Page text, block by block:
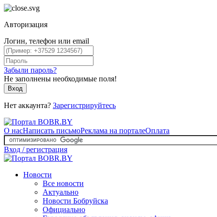
Авторизация
Логин, телефон или email
Забыли пароль?
Не заполнены необходимые поля!
Вход
Нет аккаунта? Зарегистрируйтесь
О насНаписать письмоРеклама на порталеОплата
Вход / регистрация
Новости
Все новости
Актуально
Новости Бобруйска
Официально